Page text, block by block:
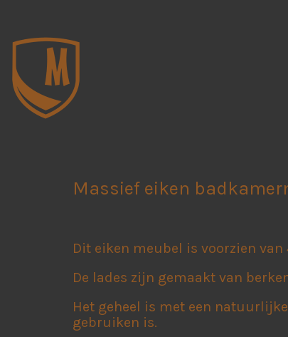
Massief eiken
Dit eiken meubel is voorzien
De lades zijn gemaakt van
Het geheel is met een
gebruiken is.